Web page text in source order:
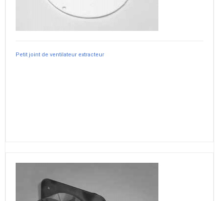
Petit joint de ventilateur extracteur